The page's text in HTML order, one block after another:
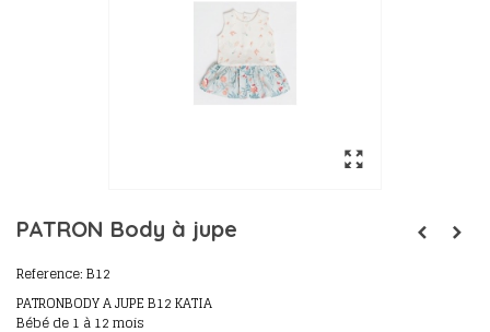
PATRON Body à jupe
Reference:B12
PATRONBODY A JUPE B12 KATIA
Bébé de 1 à 12 mois